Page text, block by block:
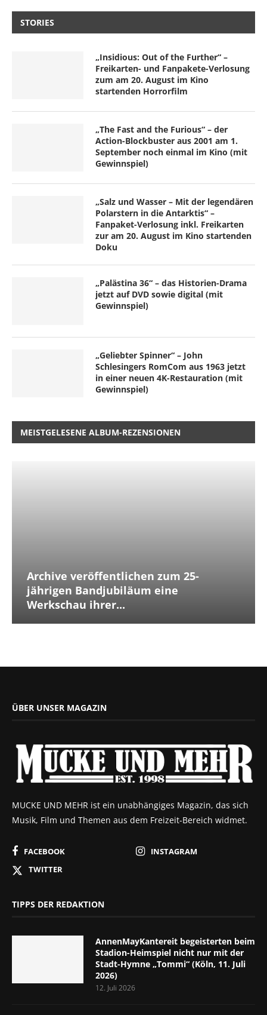
STORIES
„Insidious: Out of the Further“ –
Freikarten- und Fanpakete-Verlosung
zum am 20. August im Kino
startenden Horrorfilm
„The Fast and the Furious“ – der
Action-Blockbuster aus 2001 am 1.
September noch einmal im Kino (mit
Gewinnspiel)
„Salz und Wasser – Mit der legendären
Polarstern in die Antarktis“ –
Fanpaket-Verlosung inkl. Freikarten
zur am 20. August im Kino startenden
Doku
„Palästina 36“ – das Historien-Drama
jetzt auf DVD sowie digital (mit
Gewinnspiel)
„Geliebter Spinner“ – John
Schlesingers RomCom aus 1963 jetzt
in einer neuen 4K-Restauration (mit
Gewinnspiel)
MEISTGELESENE ALBUM-REZENSIONEN
Archive veröffentlichen zum 25-
jährigen Bandjubiläum eine
Werkschau ihrer...
ÜBER UNSER MAGAZIN
MUCKE UND MEHR ist ein unabhängiges Magazin, das sich
Musik, Film und Themen aus dem Freizeit-Bereich widmet.
FACEBOOK
INSTAGRAM
TWITTER
TIPPS DER REDAKTION
AnnenMayKantereit begeisterten beim
Stadion-Heimspiel nicht nur mit der
Stadt-Hymne „Tommi“ (Köln, 11. Juli
2026)
12. Juli 2026